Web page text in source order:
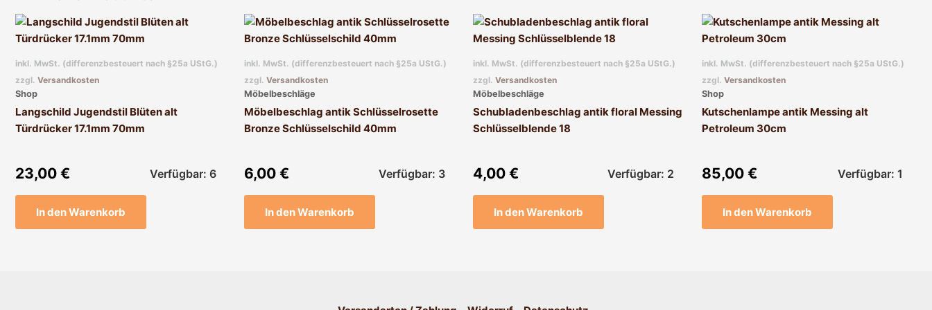
inkl. MwSt. (differenzbesteuert nach §25a UStG.)
zzgl. Versandkosten
Shop
Langschild Jugendstil Blüten alt
Türdrücker 17.1mm 70mm
23,00 € Verfügbar: 6
In den Warenkorb
inkl. MwSt. (differenzbesteuert nach §25a UStG.)
zzgl. Versandkosten
Möbelbeschläge
Möbelbeschlag antik Schlüsselrosette
Bronze Schlüsselschild 40mm
6,00 € Verfügbar: 3
In den Warenkorb
inkl. MwSt. (differenzbesteuert nach §25a UStG.)
zzgl. Versandkosten
Möbelbeschläge
Schubladenbeschlag antik floral Messing
Schlüsselblende 18
4,00 € Verfügbar: 2
In den Warenkorb
inkl. MwSt. (differenzbesteuert nach §25a UStG.)
zzgl. Versandkosten
Shop
Kutschenlampe antik Messing alt
Petroleum 30cm
85,00 € Verfügbar: 1
In den Warenkorb